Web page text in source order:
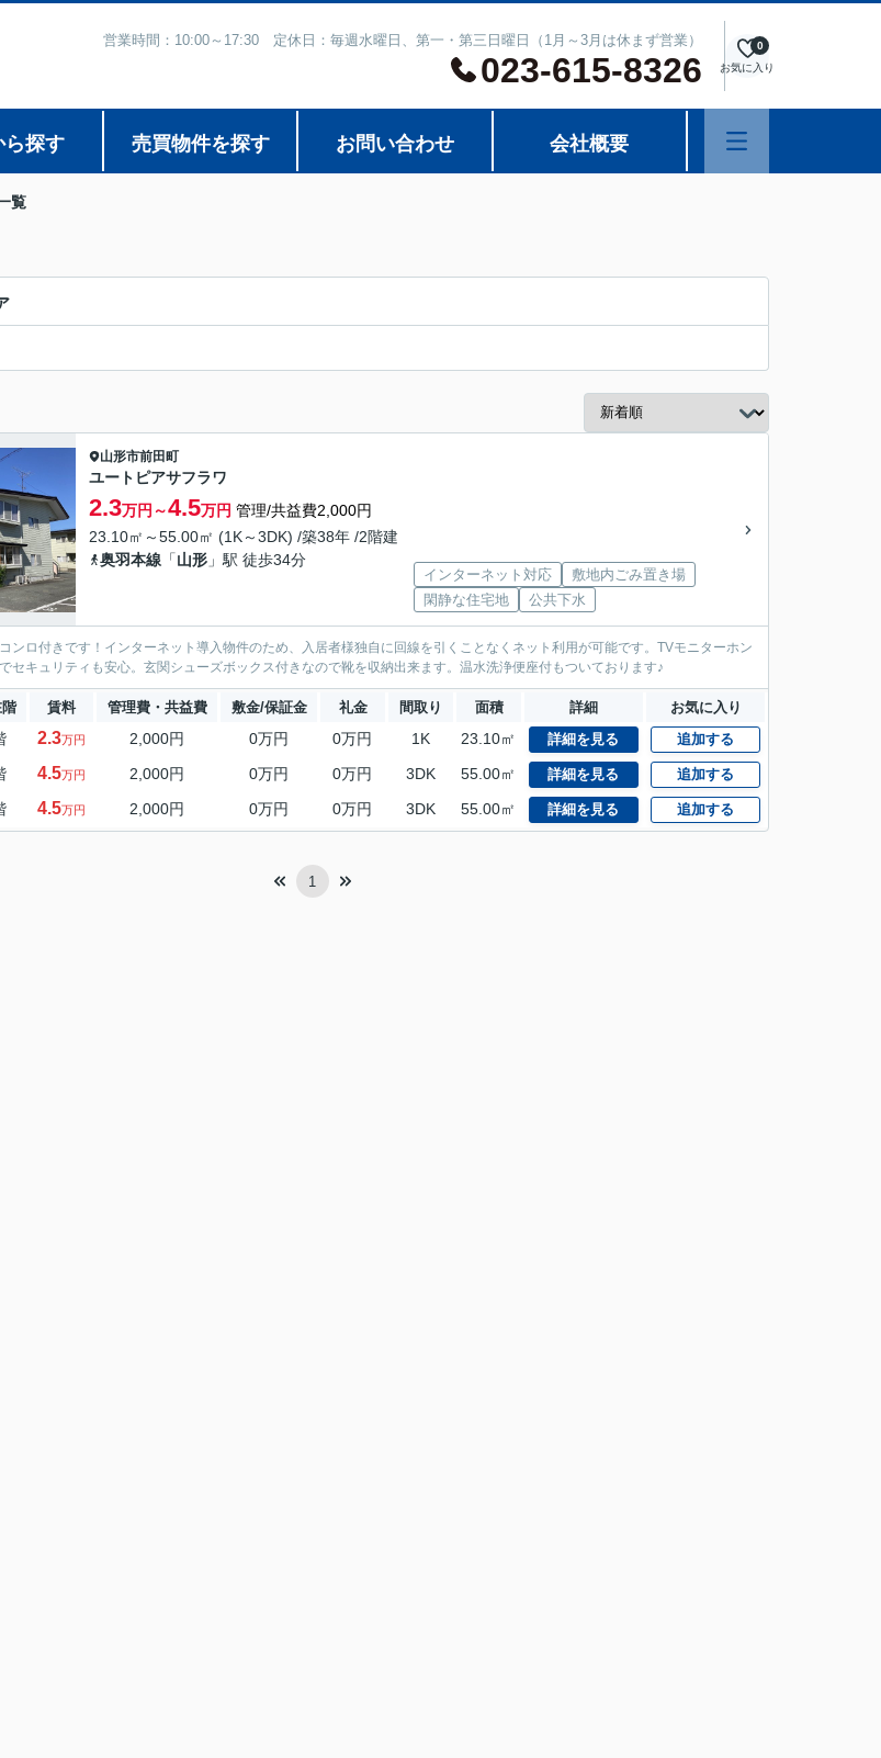
営業時間：10:00～17:30 定休日：毎週水曜日、第一・第三日曜日（1月～3月は休まず営業）
023-615-8326 お気に入り
0
ら探す 売買物件を探す お問い合わせ 会社概要
覧
山形市前田町
ユートピアサフラワ
2.3万円～4.5万円 管理/共益費2,000円
23.10㎡～55.00㎡ (1K～3DK) /築38年 /2階建
奥羽本線 「山形 」駅 徒歩34分
インターネット対応
敷地内ごみ置き場
閑静な住宅地
公共下水
ンロ付きです！インターネット導入物件のため、入居者様独自に回線を引くことなくネット利用が可能です。TVモニターホン
セキュリティも安心。玄関シューズボックス付きなので靴を収納出来ます。温水洗浄便座付もついております♪
賃料 管理費・共益費 敷金/保証金 礼金 間取り 面積 詳細 お気に入り
2.3万円 2,000円 0万円 0万円 1K 23.10㎡ 詳細を見る 追加する
4.5万円 2,000円 0万円 0万円 3DK 55.00㎡ 詳細を見る 追加する
4.5万円 2,000円 0万円 0万円 3DK 55.00㎡ 詳細を見る 追加する
1